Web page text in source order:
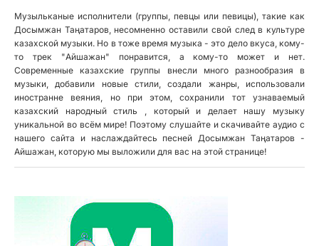
Музыльканые исполнители (группы, певцы или певицы), такие как
Досымжан Таңатаров, несомненно оставили свой след в культуре
казахской музыки. Но в тоже время музыка - это дело вкуса, кому-
то трек "Айшажан" понравится, а кому-то может и нет.
Современные казахские группы внесли много разнообразия в
музыки, добавили новые стили, создали жанры, использовали
иностранне веяния, но при этом, сохранили тот узнаваемый
казахский народный стиль , который и делает нашу музыку
уникальной во всём мире! Поэтому слушайте и скачивайте аудио с
нашего сайта и наслаждайтесь песней Досымжан Таңатаров -
Айшажан, которую мы выложили для вас на этой странице!